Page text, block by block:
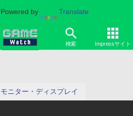
Powered by Translate
検索 Impressサイト
モニター・ディスプレイ